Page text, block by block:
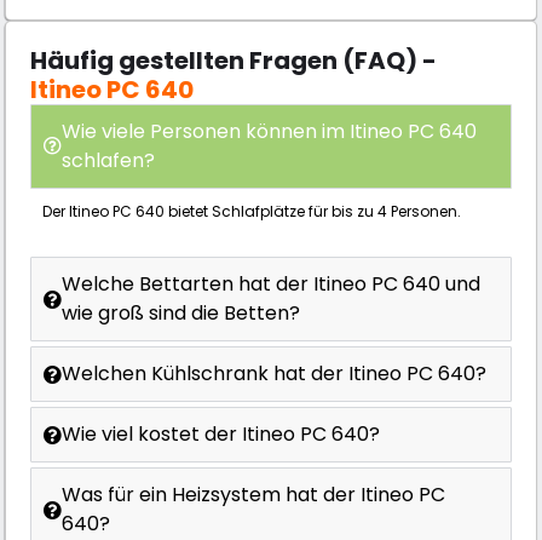
Häufig gestellten Fragen (FAQ) -
Itineo PC 640
Wie viele Personen können im Itineo PC 640
schlafen?
Der Itineo PC 640 bietet Schlafplätze für bis zu 4 Personen.
Welche Bettarten hat der Itineo PC 640 und
wie groß sind die Betten?
Welchen Kühlschrank hat der Itineo PC 640?
Wie viel kostet der Itineo PC 640?
Was für ein Heizsystem hat der Itineo PC
640?